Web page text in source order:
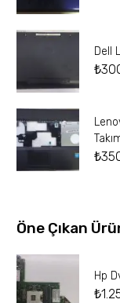
Dell
₺
₺
Öne Çıkan
Hp
₺